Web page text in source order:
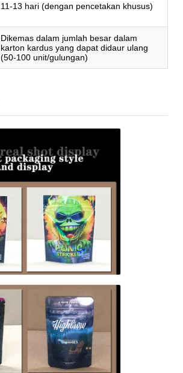
11-13 hari (dengan pencetakan khusus)
Dikemas dalam jumlah besar dalam
karton kardus yang dapat didaur ulang
(50-100 unit/gulungan)